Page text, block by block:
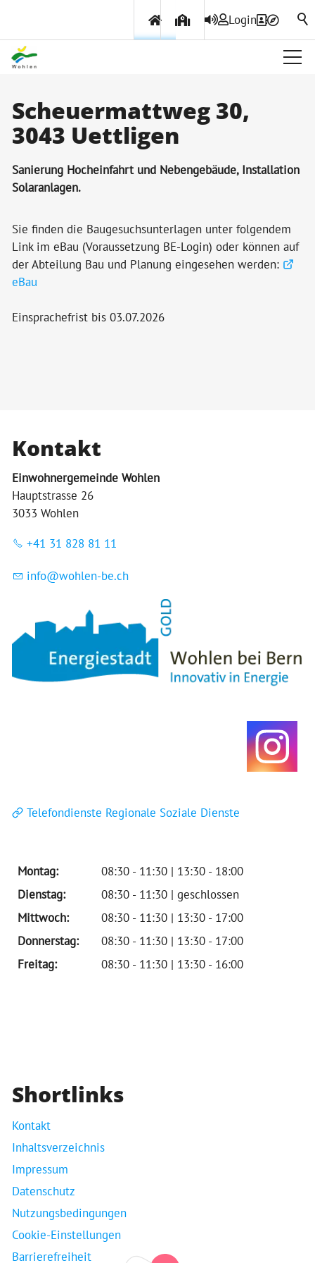
Login
Über Wohlen
Aktuelles
Gemeindeinfo
Geschichte
Projekte & Beiträge
Bildergalerie
Scheuermattweg 30,
3043 Uettligen
Sanierung Hocheinfahrt und Nebengebäude, Installation
Solaranlagen.
Sie finden die Baugesuchsunterlagen unter folgendem
Link im eBau (Voraussetzung BE-Login) oder können auf
der Abteilung Bau und Planung eingesehen werden:
eBau
Einsprachefrist bis 03.07.2026
Kontakt
Einwohnergemeinde Wohlen
Hauptstrasse 26
3033 Wohlen
+41 31 828 81 11
nf w hl n-b ch
Telefondienste Regionale Soziale Dienste
Montag:
08:30 - 11:30 | 13:30 - 18:00
Dienstag:
08:30 - 11:30 | geschlossen
Mittwoch:
08:30 - 11:30 | 13:30 - 17:00
Donnerstag:
08:30 - 11:30 | 13:30 - 17:00
Freitag:
08:30 - 11:30 | 13:30 - 16:00
Shortlinks
Kontakt
Inhaltsverzeichnis
Impressum
Datenschutz
Nutzungsbedingungen
Cookie-Einstellungen
Barrierefreiheit